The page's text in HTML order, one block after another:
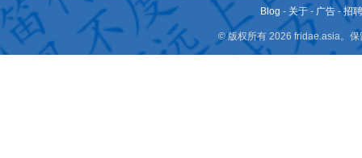
Blog - 关于 - 广告 -招
© 版权所有 2026 fridae.asia。